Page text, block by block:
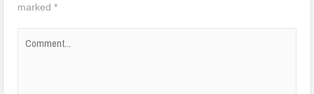
marked*